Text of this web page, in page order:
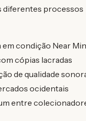
diferentes processos
condição Near
cópias lacradas
de qualidade
ocidentais
entre